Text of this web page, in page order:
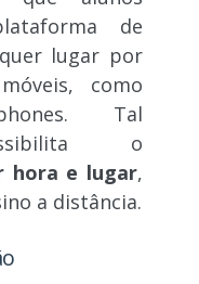
de
lugar por
como
Tal
o
hora e lugar,
a distância.